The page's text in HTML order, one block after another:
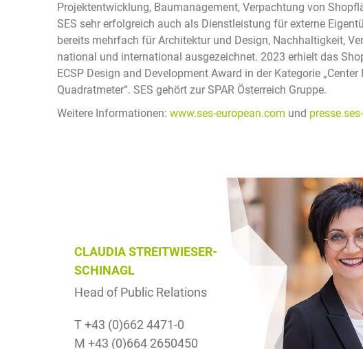
Projektentwicklung, Baumanagement, Verpachtung von
SES sehr erfolgreich auch als Dienstleistung für externe
bereits mehrfach für Architektur und Design, Nachhaltigkeit,
national und international ausgezeichnet. 2023 erhielt das
ECSP Design and Development Award in der Kategorie
Quadratmeter“. SES gehört zur SPAR Österreich Gruppe.
Weitere Informationen: www.ses-european.com und
CLAUDIA STREITWIESER-
SCHINAGL
Head of Public Relations
T +43 (0)662 4471-0
M +43 (0)664 2650450